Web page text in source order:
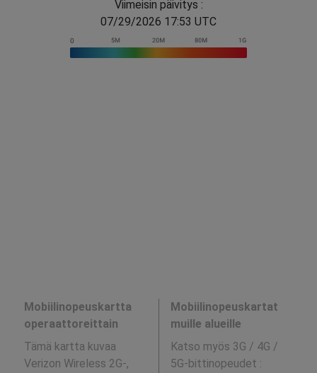
Viimeisin päivitys :
07/29/2026 17:53 UTC
Mobiilinopeuskartta
operaattoreittain
Tämä kartta kuvaa
Verizon Wireless 2G-,
Mobiilinopeuskartat
muille alueille
Katso myös 3G / 4G /
5G-bittinopeudet :